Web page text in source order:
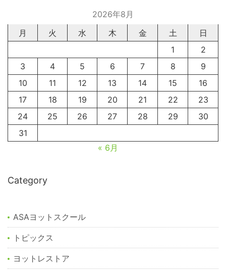
2026年8月
月
火 水 木 金 土
日
1
2
3
4 5 6 7 8
9
10
11 12 13 14 15
16
17
18 19 20 21 22
23
24
25 26 27 28 29
30
31
« 6月
Category
ASAヨットスクール
トピックス
ヨットレストア